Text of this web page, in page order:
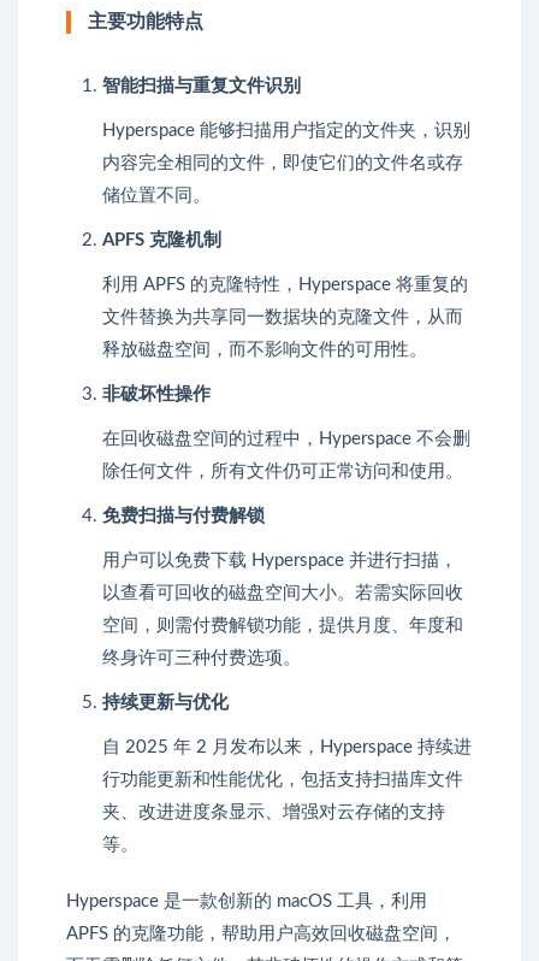
主要功能特点
智能扫描与重复文件识别
Hyperspace 能够扫描用户指定的文件夹，识别
内容完全相同的文件，即使它们的文件名或存
储位置不同。
APFS 克隆机制
利用 APFS 的克隆特性，Hyperspace 将重复的
文件替换为共享同一数据块的克隆文件，从而
释放磁盘空间，而不影响文件的可用性。
非破坏性操作
在回收磁盘空间的过程中，Hyperspace 不会删
除任何文件，所有文件仍可正常访问和使用。
免费扫描与付费解锁
用户可以免费下载 Hyperspace 并进行扫描，
以查看可回收的磁盘空间大小。若需实际回收
空间，则需付费解锁功能，提供月度、年度和
终身许可三种付费选项。
持续更新与优化
自 2025 年 2 月发布以来，Hyperspace 持续进
行功能更新和性能优化，包括支持扫描库文件
夹、改进进度条显示、增强对云存储的支持
等。
Hyperspace 是一款创新的 macOS 工具，利用
APFS 的克隆功能，帮助用户高效回收磁盘空间，